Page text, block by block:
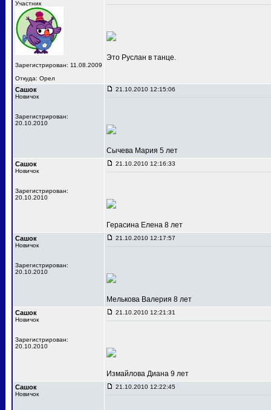
Участник
Зарегистрирован: 11.08.2009
Откуда: Орел
Это Руслан в танце.
Сашок
Новичок
Зарегистрирован:
20.10.2010
21.10.2010 12:15:06
Сычева Мария 5 лет
Сашок
Новичок
Зарегистрирован:
20.10.2010
21.10.2010 12:16:33
Герасина Елена 8 лет
Сашок
Новичок
Зарегистрирован:
20.10.2010
21.10.2010 12:17:57
Мелькова Валерия 8 лет
Сашок
Новичок
Зарегистрирован:
20.10.2010
21.10.2010 12:21:31
Измайлова Диана 9 лет
Сашок
Новичок
21.10.2010 12:22:45